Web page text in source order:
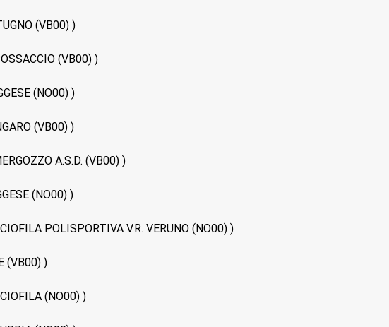
(VB00) )
(VB00) )
(NO00) )
(VB00) )
A.S.D. (VB00) )
(NO00) )
POLISPORTIVA V.R. VERUNO (NO00) )
(VB00) )
(NO00) )